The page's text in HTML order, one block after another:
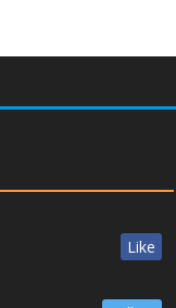
Like